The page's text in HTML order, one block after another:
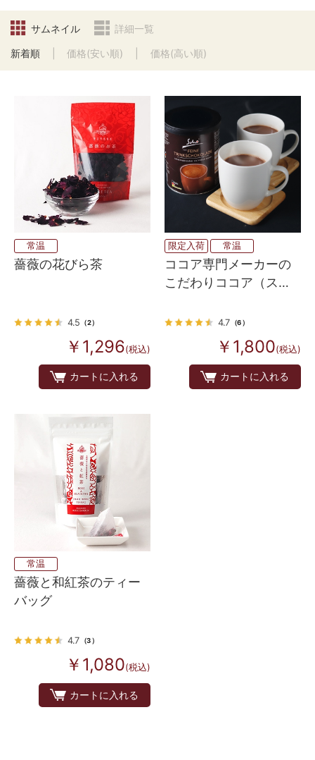
サムネイル 詳細一覧
新着順 価格(安い順) 価格(高い順)
常温
薔薇の花びら茶
4.5 （2）
￥1,296(税込)
カートに入れる
限定入荷 常温
ココア専門メーカーの
こだわりココア（スプ
4.7 （6）
￥1,800(税込)
カートに入れる
常温
薔薇と和紅茶のティー
バッグ
4.7 （3）
￥1,080(税込)
カートに入れる